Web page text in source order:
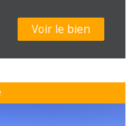
Voir le bien